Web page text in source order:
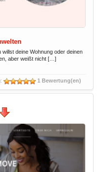
deine Wohnung oder deinen
aber weißt nicht […]
1 Bewertung(en)